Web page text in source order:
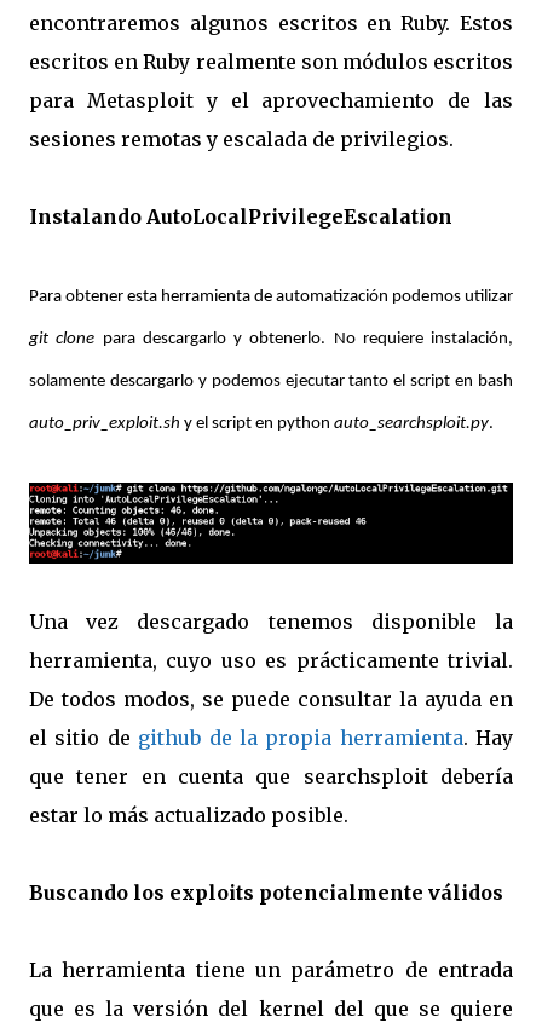
encontraremos algunos escritos en Ruby. Estos
escritos en Ruby realmente son módulos escritos
para Metasploit y el aprovechamiento de las
sesiones remotas y escalada de privilegios.
Instalando AutoLocalPrivilegeEscalation
Para obtener esta herramienta de automatización podemos utilizar
git clone para descargarlo y obtenerlo. No requiere instalación,
solamente descargarlo y podemos ejecutar tanto el script en bash
auto_priv_exploit.sh y el script en python auto_searchsploit.py.
Una vez descargado tenemos disponible la
herramienta, cuyo uso es prácticamente trivial.
De todos modos, se puede consultar la ayuda en
el sitio de github de la propia herramienta. Hay
que tener en cuenta que searchsploit debería
estar lo más actualizado posible.
Buscando los exploits potencialmente válidos
La herramienta tiene un parámetro de entrada
que es la versión del kernel del que se quiere